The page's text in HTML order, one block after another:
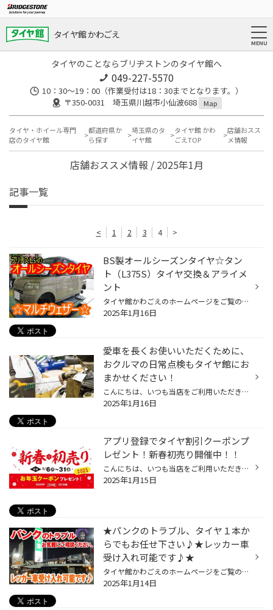
タイヤ館 かわごえ
タイヤのことならブリヂストンのタイヤ館へ
049-227-5570
10：30～19：00（作業受付は18：30までとなります。）
〒350-0031 埼玉県川越市小仙波688
Map
タイヤ・ホイール専門
店のタイヤ館
都道府県か
ら探す
埼玉県のタ
イヤ館
タイヤ館 かわ
ごえTOP
店舗おスス
メ情報
店舗おススメ情報 / 2025年1月
記事一覧
< 1 2 3 4 >
BS製オールシーズンタイヤ☆タン
ト（L375S）タイヤ交換＆アライメ
ント
タイヤ館かわごえのホームページをご覧の皆様 こんにちは・こんばんは！ いつもご覧いただきありがとうございます！！ 本日はダイハツ・タントのタイヤ交換の紹介です。 タイヤ無料点検させていただいたところ、減りや劣化が見られたので、4本交換となりました。 タイヤはブリヂストンのオールシー...
2025年1月16日
愛車を長くお使いいただくために、
おクルマの日常点検もタイヤ館にお
まかせください！
こんにちは、いつも当店をご利用いただきましてありがとうございます。 突然ですが、おクルマの日常点検を最後にされたのはいつだったか覚えていらっしゃいますか？ 最近では、おクルマを長く乗り続ける方が増えてきているようで、 当店にもおクルマを大事に乗られているお客様が多くいらっしゃいま...
2025年1月16日
アプリ登録でタイヤ割引クーポンプ
レゼント！新春初売り開催中！！
こんにちは、いつも当店をご利用いただきましてありがとうございます。 現在、コクピット・タイヤ館より、日頃の感謝を込めまして、 コクピット・タイヤ館のアプリをダウンロードして頂いた方全員に お年玉クーポンをプレゼントしています！ もちろん、新規でダウンロードして頂いた方だけではなく...
2025年1月15日
★パンクのトラブル、タイヤ１本か
らでもお任せ下さい♪★レッカー車
受け入れ可能です♪★
タイヤ館かわごえのホームページをご覧の皆様 こんにちは・こんばんは！ いつもご覧いただきありがとうございます！！ なんか空気があまい気がする・・・ ひょっとして【パンク】かも！？ 気になる事があればお気軽に点検にお越しください♪ 点検料は『無料』になります！！ タイヤ館では可能な限り...
2025年1月14日